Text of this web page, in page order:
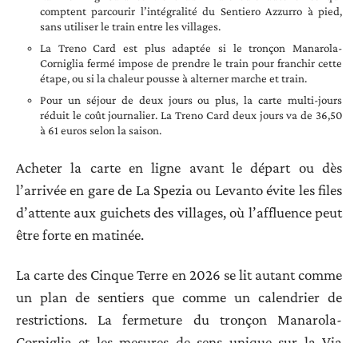
comptent parcourir l’intégralité du Sentiero Azzurro à pied,
sans utiliser le train entre les villages.
La Treno Card est plus adaptée si le tronçon Manarola-
Corniglia fermé impose de prendre le train pour franchir cette
étape, ou si la chaleur pousse à alterner marche et train.
Pour un séjour de deux jours ou plus, la carte multi-jours
réduit le coût journalier. La Treno Card deux jours va de 36,50
à 61 euros selon la saison.
Acheter la carte en ligne avant le départ ou dès
l’arrivée en gare de La Spezia ou Levanto évite les files
d’attente aux guichets des villages, où l’affluence peut
être forte en matinée.
La carte des Cinque Terre en 2026 se lit autant comme
un plan de sentiers que comme un calendrier de
restrictions. La fermeture du tronçon Manarola-